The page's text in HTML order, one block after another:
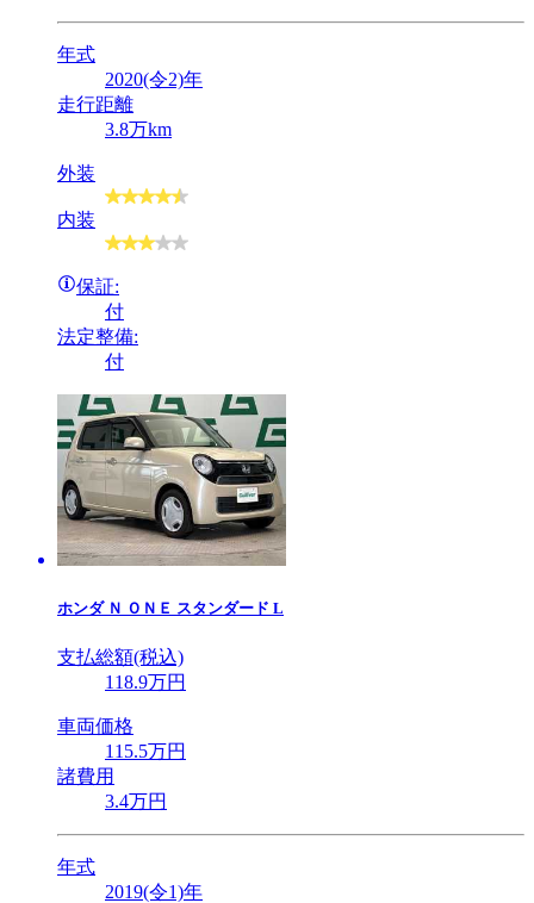
年式
2020(令2)年
走行距離
3.8万km
外装
内装
保証:
付
法定整備:
付
ホンダ Ｎ ＯＮＥ スタンダード L
支払総額(税込)
118.9万円
車両価格
115.5万円
諸費用
3.4万円
年式
2019(令1)年